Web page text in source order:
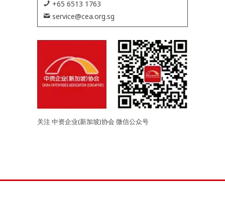
+65 6513 1763
service@cea.org.sg
关注 中资企业(新加坡)协会 微信公众号